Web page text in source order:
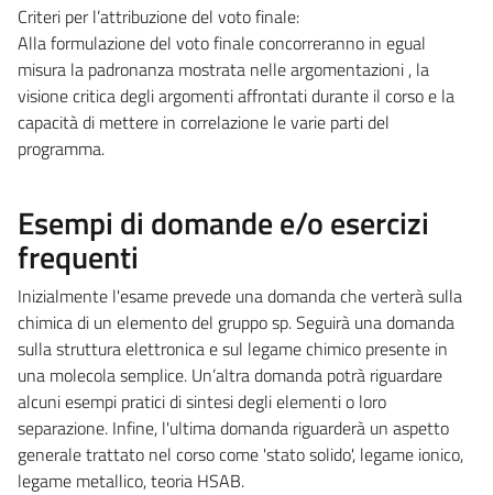
Criteri per l’attribuzione del voto finale:
Alla formulazione del voto finale concorreranno in egual
misura la padronanza mostrata nelle argomentazioni , la
visione critica degli argomenti affrontati durante il corso e la
capacità di mettere in correlazione le varie parti del
programma.
Esempi di domande e/o esercizi
frequenti
Inizialmente l'esame prevede una domanda che verterà sulla
chimica di un elemento del gruppo sp. Seguirà una domanda
sulla struttura elettronica e sul legame chimico presente in
una molecola semplice. Un’altra domanda potrà riguardare
alcuni esempi pratici di sintesi degli elementi o loro
separazione. Infine, l'ultima domanda riguarderà un aspetto
generale trattato nel corso come 'stato solido', legame ionico,
legame metallico, teoria HSAB.